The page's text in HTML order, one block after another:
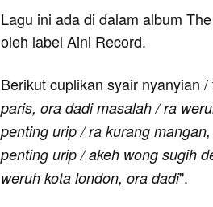
Lagu ini ada di dalam album
oleh label Aini Record.
Berikut cuplikan syair nyanyian
paris, ora dadi masalah / ra
penting urip / ra kurang
penting urip / akeh wong sugih
weruh kota london, ora dadi".